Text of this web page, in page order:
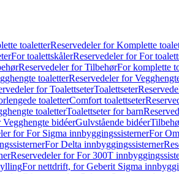
toaletterReservedeler for Komplette
For toalettskålerReservedeler for For
Reservedeler for TilbehørFor komplette
toaletterReservedeler for
for ToalettseterToalettseter
toaletterComfort toalettseter
toaletterToalettseter for barn
bidéerGulvstående bidéer
for For Sigma innbyggingssisternerFor
For Delta innbyggingssisterner
Reservedeler for For 300T
For nettdrift, for Geberit Sigma